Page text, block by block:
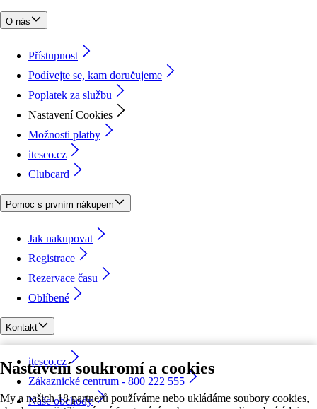
Nastavení soukromí a cookies
My a našich 18 partnerů používáme nebo ukládáme soubory cookies,
O nás
Přístupnost
Podívejte se, kam doručujeme
Poplatek za službu
Nastavení Cookies
Možnosti platby
itesco.cz
Clubcard
Pomoc s prvním nákupem
Jak nakupovat
Registrace
Rezervace času
Oblíbené
Kontakt
itesco.cz
Zákaznické centrum - 800 222 555
Naše obchody